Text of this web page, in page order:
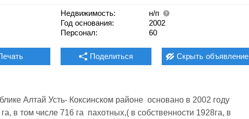
Недвижимость:
н/п
Год основания:
2002
Персонал:
60
Поделиться Скрыть объявление
Алтай Усть- Коксинском районе  основано в 2002 году
в том числе 716 га  пахотных,( в собственности 1928га, в